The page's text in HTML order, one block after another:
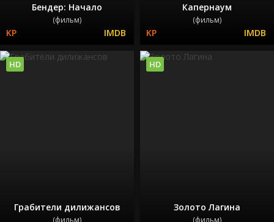
Бендер: Начало
(фильм)
Капернаум
(фильм)
Грабители дилижансов
(фильм)
HD
Золото Лагина
(фильм)
HD